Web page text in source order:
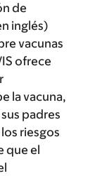
de
inglés)
vacunas
ofrece
la vacuna,
padres
riesgos
que el